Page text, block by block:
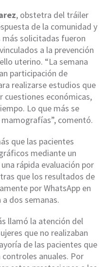
, obstetra del tráiler
de la comunidad y
más solicitadas fueron
a la prevención
uterino. “La semana
participación de
realizarse estudios que
cuestiones económicas,
Lo que más se
comentó.
que las pacientes
mediante un
rápida evaluación por
que los resultados de
por WhatsApp en
dos semanas.
llamó la atención del
que no realizaban
de las pacientes que
anuales. Por